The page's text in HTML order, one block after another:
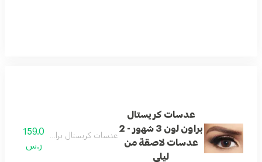
عدسات كريستال
براون لون 3 شهور - 2
عدسات لاصقة من
ليلى
عدسات كريستال براون لون 3 شهور - 2 عدسات لاصقة من ليلى
159.0
ر.س